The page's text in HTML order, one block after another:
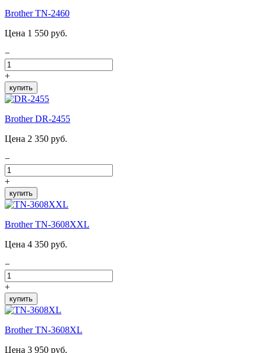
Brother TN-2460
Цена 1 550 руб.
−
+
купить
Brother DR-2455
Цена 2 350 руб.
−
+
купить
Brother TN-3608XXL
Цена 4 350 руб.
−
+
купить
Brother TN-3608XL
Цена 3 950 руб.